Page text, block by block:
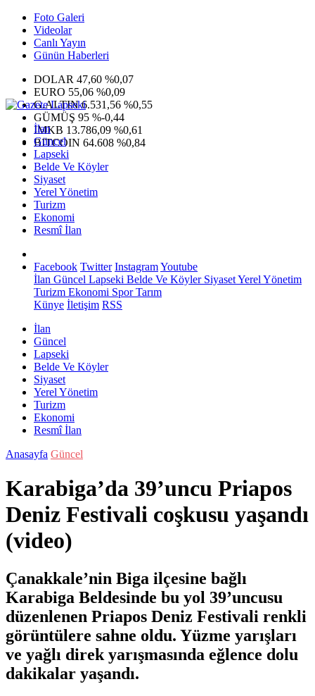
Foto Galeri
Videolar
Canlı Yayın
Günün Haberleri
DOLAR 47,60 %0,07
EURO 55,06 %0,09
G.ALTIN6.531,56 %0,55
GÜMÜŞ 95 %-0,44
IMKB 13.786,09 %0,61
BITCOIN 64.608 %0,84
İlan
Güncel
Lapseki
Belde Ve Köyler
Siyaset
Yerel Yönetim
Turizm
Ekonomi
Resmî İlan
Facebook Twitter InstagramYoutube
İlan Güncel Lapseki Belde Ve KöylerSiyasetYerel Yönetim
Turizm Ekonomi SporTarım
Künye İletişim RSS
İlan
Güncel
Lapseki
Belde Ve Köyler
Siyaset
Yerel Yönetim
Turizm
Ekonomi
Resmî İlan
Anasayfa Güncel
Karabiga’da 39’uncu Priapos
Deniz Festivali coşkusu yaşandı
(video)
Çanakkale’nin Biga ilçesine bağlı
Karabiga Beldesinde bu yol 39’uncusu
düzenlenen Priapos Deniz Festivali renkli
görüntülere sahne oldu. Yüzme yarışları
ve yağlı direk yarışmasında eğlence dolu
dakikalar yaşandı.